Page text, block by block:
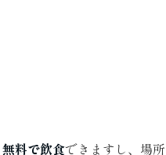
無料で飲食できますし、場所